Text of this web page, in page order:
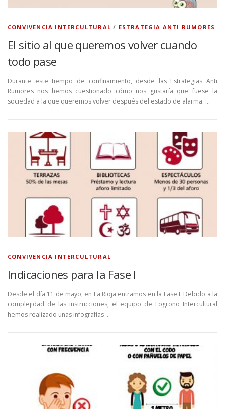
CONVIVENCIA INTERCULTURAL / ESTRATEGIA ANTI RUMORES
El sitio al que queremos volver cuando
todo pase
Durante este tiempo de confinamiento, desde las Estrategias Anti
Rumores nos hemos cuestionado cómo nos gustaría que fuese la
sociedad a la que queremos volver después del estado de alarma. …
CONVIVENCIA INTERCULTURAL
Indicaciones para la Fase I
Desde el día 11 de mayo, en La Rioja entramos en la Fase I. Debido a la
complejidad de las instrucciones, el equipo de Logroño Intercultural
hemos realizado unas infografías …